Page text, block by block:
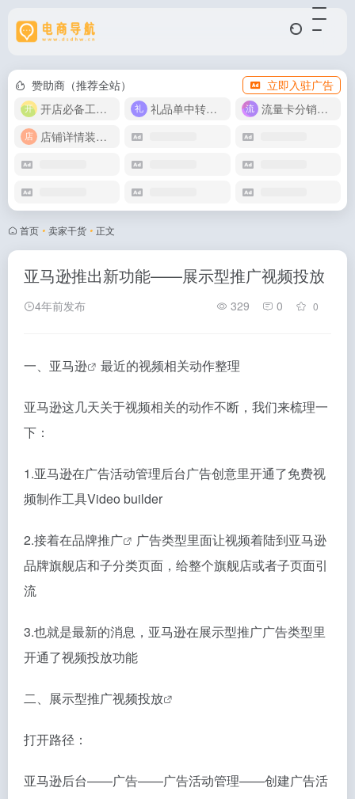
赞助商（推荐全站）
立即入驻广告
开店必备工具箱
礼品单中转同步单
流量卡分销代理
店铺详情装修模版
首页 • 卖家干货 • 正文
亚马逊推出新功能——展示型推广视频投放
4年前发布 329 0 0
一、 亚马逊 最近的视频相关动作整理
亚马逊这几天关于视频相关的动作不断，我们来梳理一
下：
1.亚马逊在广告活动管理后台广告创意里开通了免费视
频制作工具Video builder
2.接着在品牌推广
广告类型里面让视频着陆到亚马逊
品牌旗舰店和子分类页面，给整个旗舰店或者子页面引
流
3.也就是最新的消息，亚马逊在展示型推广广告类型里
开通了视频投放功能
二、 展示型推广视频投放
打开路径：
亚马逊后台——广告——广告活动管理——创建广告活